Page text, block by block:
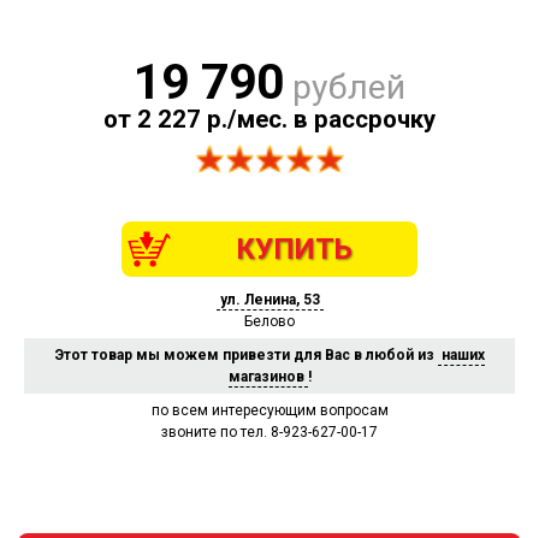
19 790 рублей
от 2 227 р./мес. в рассрочку
КУПИТЬ
ул. Ленина, 53
Белово
Этот товар мы можем привезти для Вас в любой из наших
магазинов !
по всем интересующим вопросам
звоните по тел. 8-923-627-00-17